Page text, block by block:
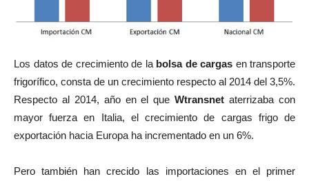
Los datos de crecimiento de la bolsa de cargas en transporte
frigorífico, consta de un crecimiento respecto al 2014 del 3,5%.
Respecto al 2014, año en el queWtransnetaterrizaba con
mayor fuerza en Italia, el crecimiento de cargas frigo de
exportación hacia Europa ha incrementado en un 6%.
Pero también han crecido las importaciones en el primer